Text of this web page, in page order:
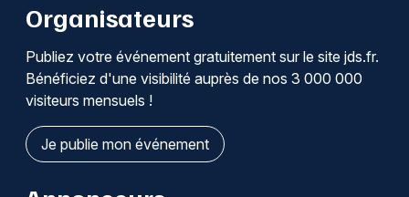
Organisateurs
Publiez votre événement gratuitement sur le site jds.fr.
Bénéficiez d'une visibilité auprès de nos 3 000 000
visiteurs mensuels !
Je publie mon événement